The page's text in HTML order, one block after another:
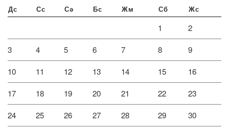
Дс Сс Сә Бс Жм Сб Жс
1 2
3 4 5 6 7 8 9
10 11 12 13 14 15 16
17 18 19 20 21 22 23
24 25 26 27 28 29 30